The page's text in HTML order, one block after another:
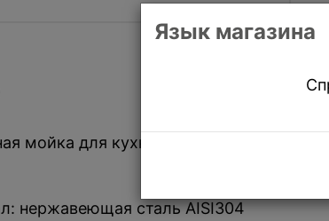
Язык магазина
мойка для кухни под столешницу
нержавеющая сталь AISI304